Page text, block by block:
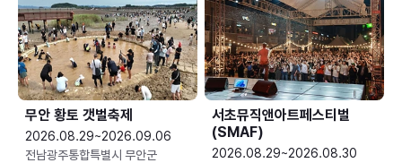
무안 황토 갯벌축제
2026.08.29~2026.09.06
전남광주통합특별시 무안군
서초뮤직앤아트페스티벌
(SMAF)
2026.08.29~2026.08.30